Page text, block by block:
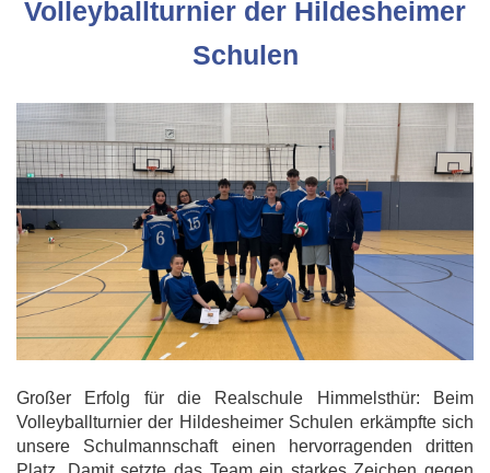
Volleyballturnier der Hildesheimer
Schulen
Großer Erfolg für die Realschule Himmelsthür: Beim
Volleyballturnier der Hildesheimer Schulen erkämpfte sich
unsere Schulmannschaft einen hervorragenden dritten